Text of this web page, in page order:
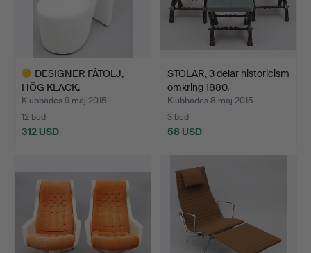
DESIGNER FÅTÖLJ,
HÖG KLACK.
Klubbades 9 maj 2015
12 bud
312 USD
STOLAR, 3 delar historicism
omkring 1880.
Klubbades 8 maj 2015
3 bud
58 USD